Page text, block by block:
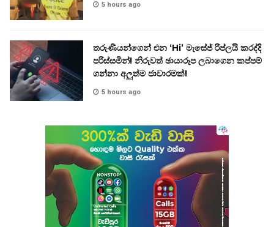
5 hours ago
තරුණියන්ගෙන් එන ‘Hi’ මැසේජ් රිප්ලයි කරද්දි
පරිස්සමින්! නිරුවත් ඡායාරූප ලබාගෙන කප්පම්
ගන්නා අලුත්ම ජාවාරමක්!
5 hours ago